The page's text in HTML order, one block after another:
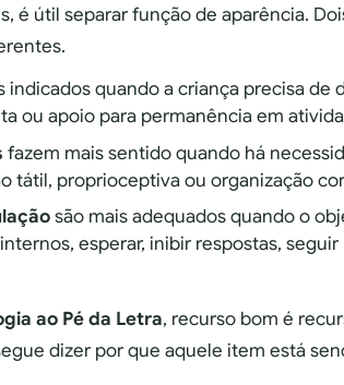
é útil separar função de aparência.
indicados quando a criança precisa de
ou apoio para permanência em
fazem mais sentido quando há
tátil, proprioceptiva ou organização
são mais adequados quando o
esperar, inibir respostas,
ao Pé da Letra, recurso bom é
dizer por que aquele item está